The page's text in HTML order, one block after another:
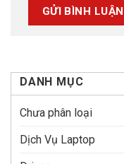
DANH MỤC
Chưa phân loại
Dịch Vụ Laptop